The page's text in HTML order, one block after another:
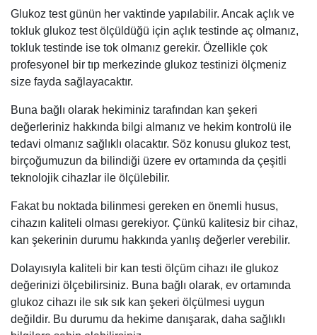
Glukoz test günün her vaktinde yapılabilir. Ancak açlık ve
tokluk glukoz test ölçüldüğü için açlık testinde aç olmanız,
tokluk testinde ise tok olmanız gerekir. Özellikle çok
profesyonel bir tıp merkezinde glukoz testinizi ölçmeniz
size fayda sağlayacaktır.
Buna bağlı olarak hekiminiz tarafından kan şekeri
değerleriniz hakkında bilgi almanız ve hekim kontrolü ile
tedavi olmanız sağlıklı olacaktır. Söz konusu glukoz test,
birçoğumuzun da bilindiği üzere ev ortamında da çeşitli
teknolojik cihazlar ile ölçülebilir.
Fakat bu noktada bilinmesi gereken en önemli husus,
cihazın kaliteli olması gerekiyor. Çünkü kalitesiz bir cihaz,
kan şekerinin durumu hakkında yanlış değerler verebilir.
Dolayısıyla kaliteli bir kan testi ölçüm cihazı ile glukoz
değerinizi ölçebilirsiniz. Buna bağlı olarak, ev ortamında
glukoz cihazı ile sık sık kan şekeri ölçülmesi uygun
değildir. Bu durumu da hekime danışarak, daha sağlıklı